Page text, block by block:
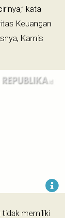
kata
Keuangan
Kamis
tidak memiliki